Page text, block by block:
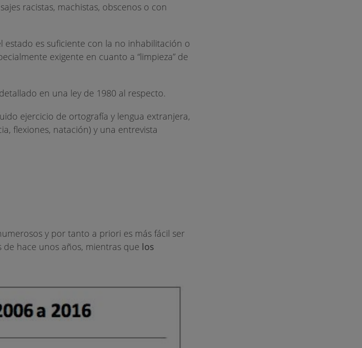
racistas, machistas, obscenos o con
es suficiente con la no inhabilitación o
exigente en cuanto a “limpieza” de
en una ley de 1980 al respecto.
ejercicio de ortografía y lengua extranjera,
flexiones, natación) y una entrevista
y por tanto a priori es más fácil ser
de hace unos años, mientras que los